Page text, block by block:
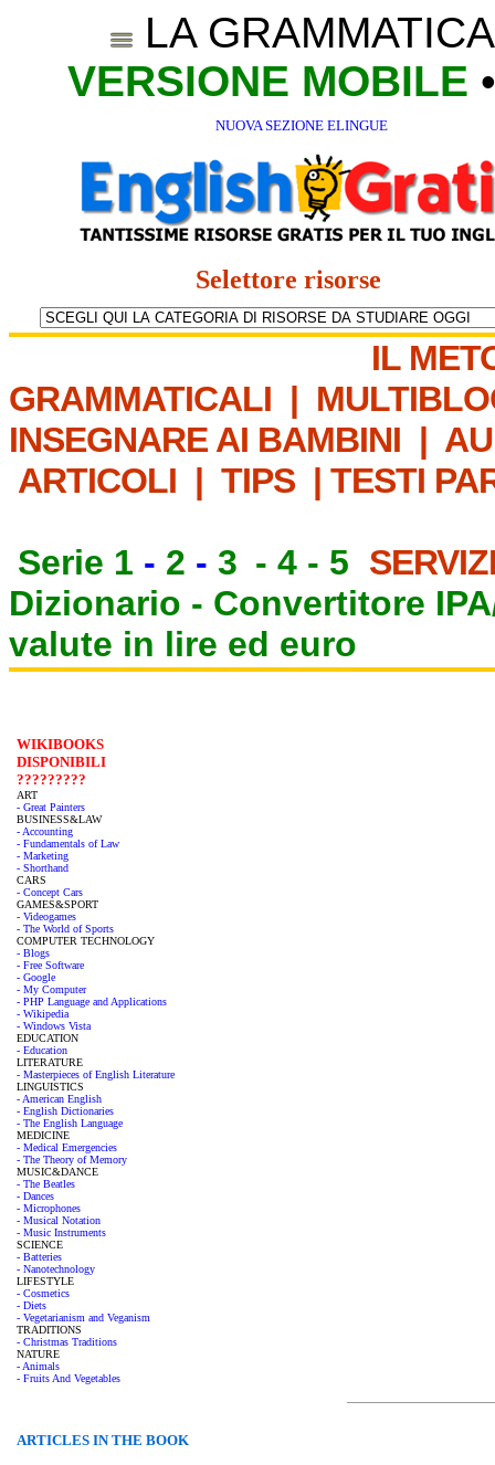
LA
VERSIONE MOBILE
NUOVA SEZIONE ELINGUE
Selettore risorse
IL
GRAMMATICALI |
INSEGNARE AI BAMBINI |
ARTICOLI | TIPS | TESTI
Serie 1 - 2 - 3 - 4 - 5
Dizionario - Convertitore
valute in lire ed euro
WIKIBOOKS
DISPONIBILI
?????????
ART
- Great Painters
BUSINESS&LAW
- Accounting
- Fundamentals of Law
- Marketing
- Shorthand
CARS
- Concept Cars
GAMES&SPORT
- Videogames
- The World of Sports
COMPUTER TECHNOLOGY
- Blogs
- Free Software
- Google
- My Computer
- PHP Language and Applications
- Wikipedia
- Windows Vista
EDUCATION
- Education
LITERATURE
- Masterpieces of English Literature
LINGUISTICS
- American English
- English Dictionaries
- The English Language
MEDICINE
- Medical Emergencies
- The Theory of Memory
MUSIC&DANCE
- The Beatles
- Dances
- Microphones
- Musical Notation
- Music Instruments
SCIENCE
- Batteries
- Nanotechnology
LIFESTYLE
- Cosmetics
- Diets
- Vegetarianism and Veganism
TRADITIONS
- Christmas Traditions
NATURE
- Animals
- Fruits And Vegetables
ARTICLES IN THE BOOK